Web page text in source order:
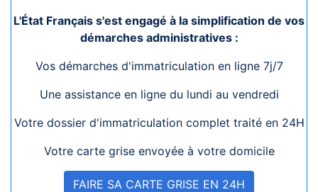
L'État Français s'est engagé à la simplification de vos
démarches administratives :
Vos démarches d'immatriculation en ligne 7j/7
Une assistance en ligne du lundi au vendredi
Votre dossier d'immatriculation complet traité en 24H
Votre carte grise envoyée à votre domicile
FAIRE SA CARTE GRISE EN 24H